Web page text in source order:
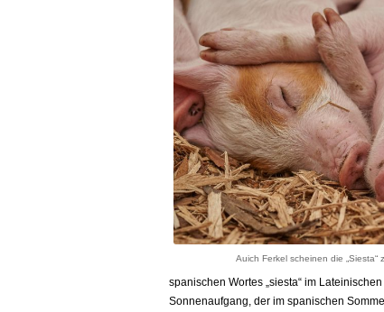
Auich Ferkel scheinen die „Siesta“
spanischen Wortes „siesta“ im
Sonnenaufgang, der im spanischen